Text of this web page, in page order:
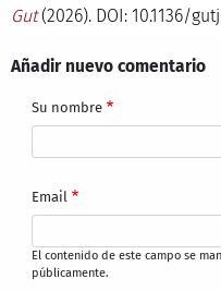
Gut(2026). DOI: 10.1136/
Añadir nuevo comentario
Su nombre
Email
El contenido de este campo se
públicamente.